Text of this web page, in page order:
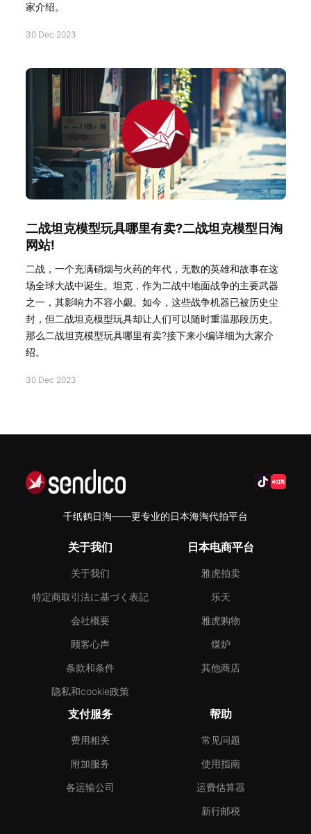
家介绍。
30 Dec 2023
二战坦克模型玩具哪里有卖?二战坦克模型日淘
网站!
二战，一个充满硝烟与火药的年代，无数的英雄和故事在这
场全球大战中诞生。坦克，作为二战中地面战争的主要武器
之一，其影响力不容小觑。如今，这些战争机器已被历史尘
封，但二战坦克模型玩具却让人们可以随时重温那段历史。
那么二战坦克模型玩具哪里有卖?接下来小编详细为大家介
绍。
30 Dec 2023
千纸鹤日淘——更专业的日本海淘代拍平台
关于我们
关于我们
特定商取引法に基づく表記
会社概要
顾客心声
条款和条件
隐私和cookie政策
日本电商平台
雅虎拍卖
乐天
雅虎购物
煤炉
其他商店
支付服务
费用相关
附加服务
各运输公司
帮助
常见问题
使用指南
运费估算器
新行邮税